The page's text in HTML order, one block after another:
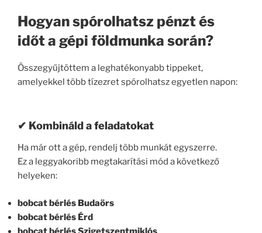
Hogyan spórolhatsz pénzt és
időt a gépi földmunka során?
Összegyűjtöttem a leghatékonyabb tippeket,
amelyekkel több tízezret spórolhatsz egyetlen napon:
✔ Kombináld a feladatokat
Ha már ott a gép, rendelj több munkát egyszerre.
Ez a leggyakoribb megtakarítási mód a következő
helyeken:
bobcat bérlés Budaörs
bobcat bérlés Érd